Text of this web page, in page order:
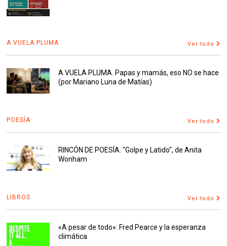
A VUELA PLUMA Ver todo
A VUELA PLUMA. Papas y mamás, eso NO se hace
(por Mariano Luna de Matías)
POESÍA Ver todo
RINCÓN DE POESÍA. "Golpe y Latido", de Anita
Wonham
LIBROS Ver todo
«A pesar de todo»: Fred Pearce y la esperanza
climática